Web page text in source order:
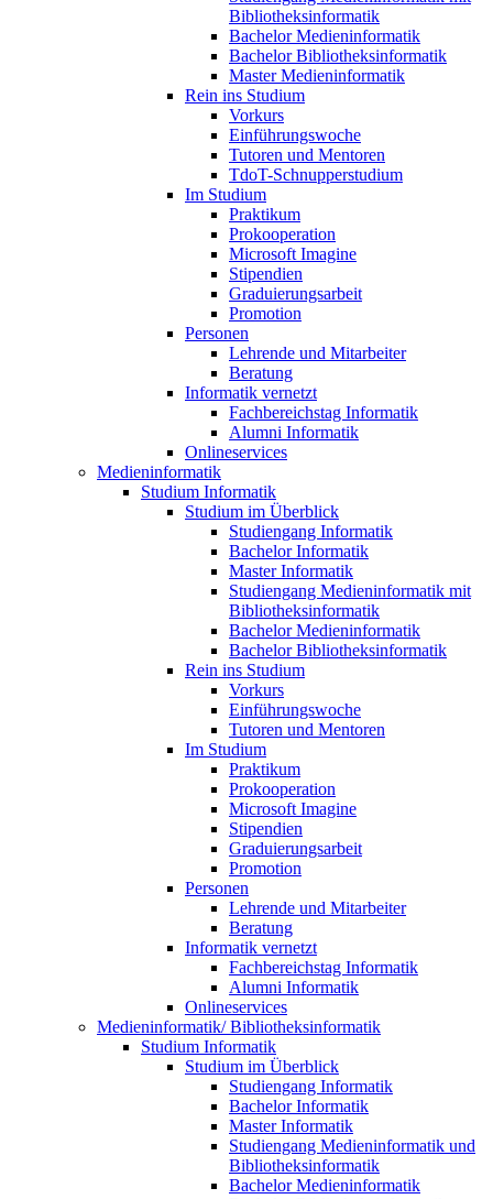
Bibliotheksinformatik
Bachelor Medieninformatik
Bachelor Bibliotheksinformatik
Master Medieninformatik
Rein ins Studium
Vorkurs
Einführungswoche
Tutoren und Mentoren
TdoT-Schnupperstudium
Im Studium
Praktikum
Prokooperation
Microsoft Imagine
Stipendien
Graduierungsarbeit
Promotion
Personen
Lehrende und Mitarbeiter
Beratung
Informatik vernetzt
Fachbereichstag Informatik
Alumni Informatik
Onlineservices
Medieninformatik
Studium Informatik
Studium im Überblick
Studiengang Informatik
Bachelor Informatik
Master Informatik
Studiengang Medieninformatik mit
Bibliotheksinformatik
Bachelor Medieninformatik
Bachelor Bibliotheksinformatik
Rein ins Studium
Vorkurs
Einführungswoche
Tutoren und Mentoren
Im Studium
Praktikum
Prokooperation
Microsoft Imagine
Stipendien
Graduierungsarbeit
Promotion
Personen
Lehrende und Mitarbeiter
Beratung
Informatik vernetzt
Fachbereichstag Informatik
Alumni Informatik
Onlineservices
Medieninformatik/ Bibliotheksinformatik
Studium Informatik
Studium im Überblick
Studiengang Informatik
Bachelor Informatik
Master Informatik
Studiengang Medieninformatik und
Bibliotheksinformatik
Bachelor Medieninformatik